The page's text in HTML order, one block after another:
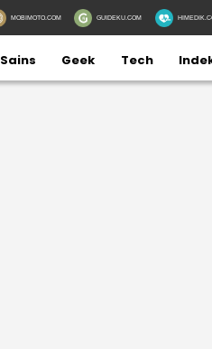
MOBIMOTO.COM GUIDEKU.COM
Sains Geek Tech